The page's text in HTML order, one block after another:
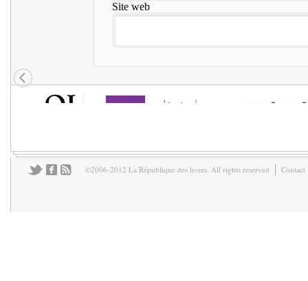
Site web
©2006-2012 La République des livres. All rights reserved Contact